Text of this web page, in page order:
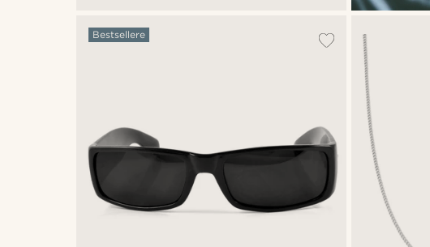
Bestsellere